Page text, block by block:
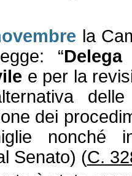
la
“
e per la
dei
nonché
Senato) (C.